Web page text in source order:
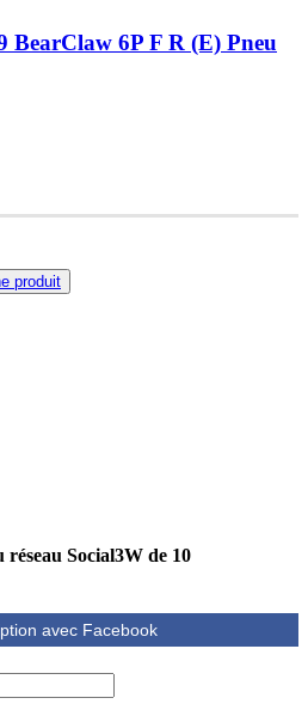
BearClaw 6P F R (E) Pneu
produit
réseau Social3W de 10